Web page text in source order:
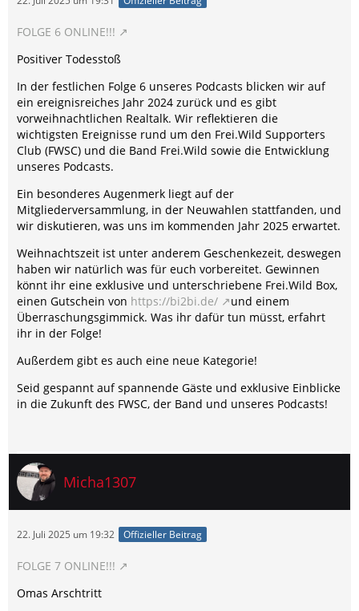
FOLGE 6 ONLINE!!!
Positiver Todesstoß
In der festlichen Folge 6 unseres Podcasts blicken wir auf
ein ereignisreiches Jahr 2024 zurück und es gibt
vorweihnachtlichen Realtalk. Wir reflektieren die
wichtigsten Ereignisse rund um den Frei.Wild Supporters
Club (FWSC) und die Band Frei.Wild sowie die Entwicklung
unseres Podcasts.
Ein besonderes Augenmerk liegt auf der
Mitgliederversammlung, in der Neuwahlen stattfanden, und
wir diskutieren, was uns im kommenden Jahr 2025 erwartet.
Weihnachtszeit ist unter anderem Geschenkezeit, deswegen
haben wir natürlich was für euch vorbereitet. Gewinnen
könnt ihr eine exklusive und unterschriebene Frei.Wild Box,
einen Gutschein von https://bi2bi.de/
und einem
Überraschungsgimmick. Was ihr dafür tun müsst, erfahrt
ihr in der Folge!
Außerdem gibt es auch eine neue Kategorie!
Seid gespannt auf spannende Gäste und exklusive Einblicke
in die Zukunft des FWSC, der Band und unseres Podcasts!
Micha1307
22. Juli 2025 um 19:32 Offizieller Beitrag
FOLGE 7 ONLINE!!!
Omas Arschtritt